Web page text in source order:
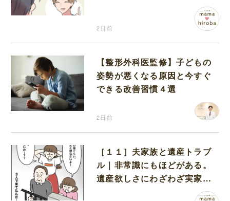
2日前
【整形外科医監修】子どもの
姿勢が悪くなる原因と今すぐ
できる改善習慣４選
2日前
［１１］夫家族と遺産トラブ
ル｜非常識にもほどがある。
遺産欲しさにわざわざ実家に
まで押しかけてきた義家族